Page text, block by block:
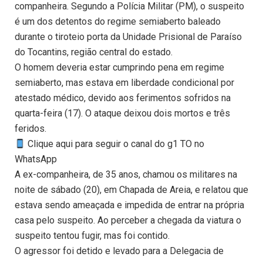
companheira. Segundo a Polícia Militar (PM), o suspeito
é um dos detentos do regime semiaberto baleado
durante o tiroteio porta da Unidade Prisional de Paraíso
do Tocantins, região central do estado.
O homem deveria estar cumprindo pena em regime
semiaberto, mas estava em liberdade condicional por
atestado médico, devido aos ferimentos sofridos na
quarta-feira (17). O ataque deixou dois mortos e três
feridos.
Clique aqui para seguir o canal do g1 TO no
WhatsApp
A ex-companheira, de 35 anos, chamou os militares na
noite de sábado (20), em Chapada de Areia, e relatou que
estava sendo ameaçada e impedida de entrar na própria
casa pelo suspeito. Ao perceber a chegada da viatura o
suspeito tentou fugir, mas foi contido.
O agressor foi detido e levado para a Delegacia de